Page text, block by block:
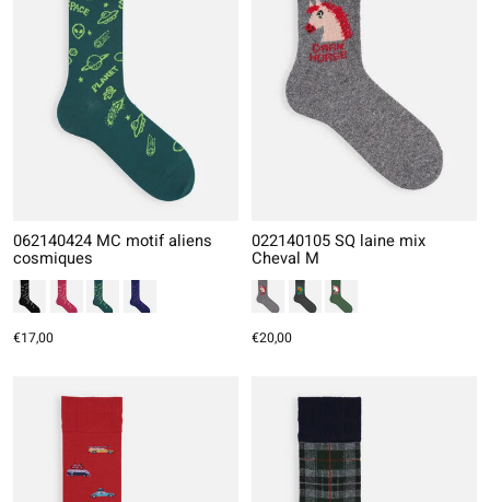
062140424 MC motif aliens
cosmiques
€17,00
022140105 SQ laine mix
Cheval M
€20,00